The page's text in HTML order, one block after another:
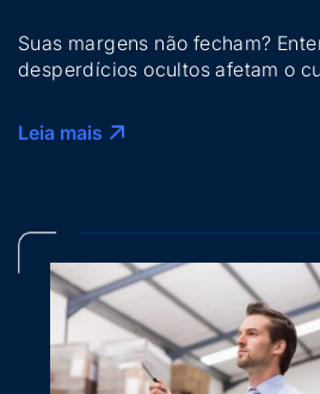
Suas margens não fecham?
desperdícios ocultos afetam o
Leia mais